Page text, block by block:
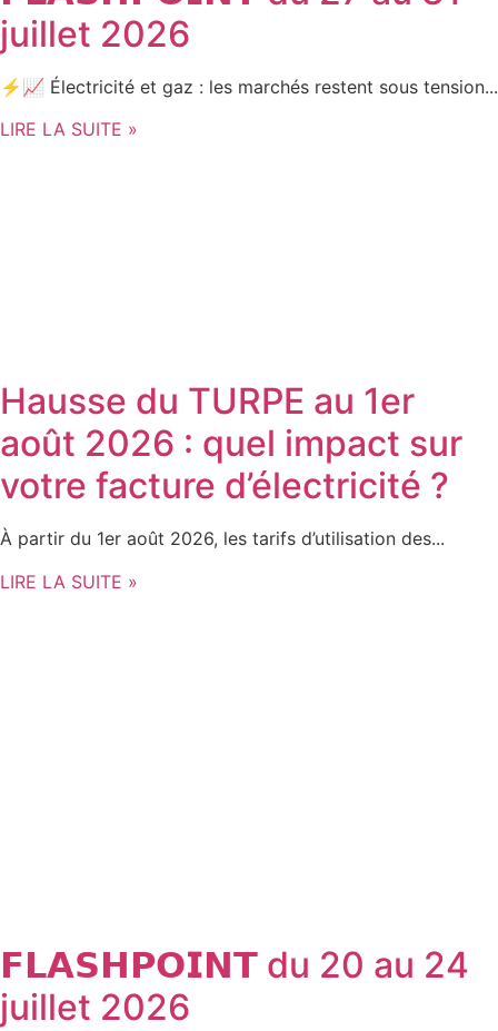
juillet 2026
⚡📈 Électricité et gaz : les marchés restent sous tension...
LIRE LA SUITE »
Hausse du TURPE au 1er
août 2026 : quel impact sur
votre facture d’électricité ?
À partir du 1er août 2026, les tarifs d’utilisation des...
LIRE LA SUITE »
𝗙𝗟𝗔𝗦𝗛𝗣𝗢𝗜𝗡𝗧 du 20 au 24
juillet 2026